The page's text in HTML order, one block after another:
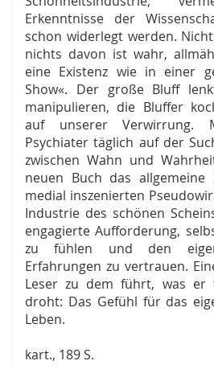
Erkenntnisse der
schon widerlegt werden.
nichts davon ist wahr,
eine Existenz wie in einer
Show«. Der große Bluff
manipulieren, die Bluffer
auf unserer Verwirrung.
Psychiater täglich auf der
zwischen Wahn und
neuen Buch das
medial inszenierten
Industrie des schönen
engagierte Aufforderung,
zu fühlen und den
Erfahrungen zu vertrauen.
Leser zu dem führt, was er
droht: Das Gefühl für das
Leben.
kart., 189 S.